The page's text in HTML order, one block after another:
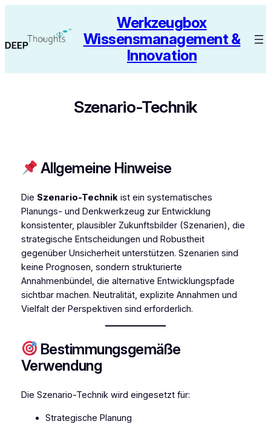
springen
Werkzeugbox
Wissensmanagement &
Innovation
Szenario-Technik
Allgemeine Hinweise
Die Szenario-Technikist ein systematisches
Planungs- und Denkwerkzeug zur Entwicklung
konsistenter, plausibler Zukunftsbilder (Szenarien), die
strategische Entscheidungen und Robustheit
gegenüber Unsicherheit unterstützen. Szenarien sind
keine Prognosen, sondern strukturierte
Annahmenbündel, die alternative Entwicklungspfade
sichtbar machen. Neutralität, explizite Annahmen und
Vielfalt der Perspektiven sind erforderlich.
Bestimmungsgemäße
Verwendung
Die Szenario-Technik wird eingesetzt für:
Strategische Planung